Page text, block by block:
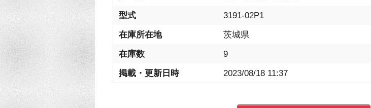
型式
3191-02P1
在庫所在地
茨城県
在庫数
9
掲載・更新日時
2023/08/18 11:37